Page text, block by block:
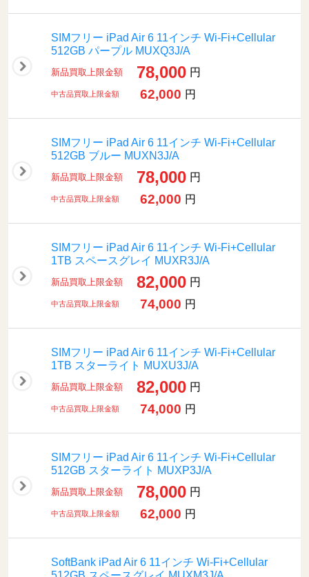
SIMフリー iPad Air 6 11インチ Wi-Fi+Cellular
512GB パープル MUXQ3J/A
新品買取上限金額 78,000 円
中古品買取上限金額 62,000 円
SIMフリー iPad Air 6 11インチ Wi-Fi+Cellular
512GB ブルー MUXN3J/A
新品買取上限金額 78,000 円
中古品買取上限金額 62,000 円
SIMフリー iPad Air 6 11インチ Wi-Fi+Cellular
1TB スペースグレイ MUXR3J/A
新品買取上限金額 82,000 円
中古品買取上限金額 74,000 円
SIMフリー iPad Air 6 11インチ Wi-Fi+Cellular
1TB スターライト MUXU3J/A
新品買取上限金額 82,000 円
中古品買取上限金額 74,000 円
SIMフリー iPad Air 6 11インチ Wi-Fi+Cellular
512GB スターライト MUXP3J/A
新品買取上限金額 78,000 円
中古品買取上限金額 62,000 円
SoftBank iPad Air 6 11インチ Wi-Fi+Cellular